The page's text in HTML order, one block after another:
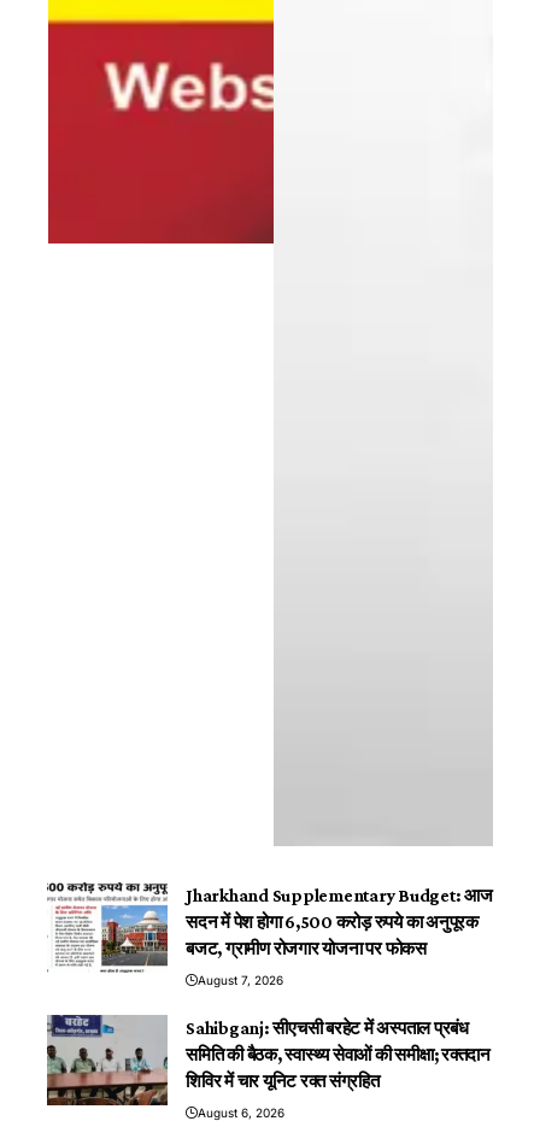
Jharkhand Supplementary Budget: आज
सदन में पेश होगा 6,500 करोड़ रुपये का अनुपूरक
बजट, ग्रामीण रोजगार योजना पर फोकस
August 7, 2026
Sahibganj: सीएचसी बरहेट में अस्पताल प्रबंध
समिति की बैठक, स्वास्थ्य सेवाओं की समीक्षा; रक्तदान
शिविर में चार यूनिट रक्त संग्रहित
August 6, 2026